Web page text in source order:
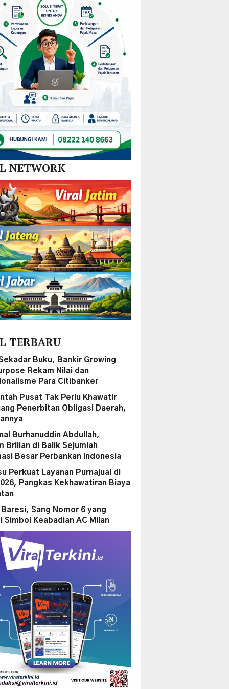
Nikel
dan
SPBE
NETWORK
TERBARU
Buku, Bankir Growing
Rekam Nilai dan
Para Citibanker
Pusat Tak Perlu Khawatir
Penerbitan Obligasi Daerah,
Burhanuddin Abdullah,
Brilian di Balik Sejumlah
Besar Perbankan Indonesia
Perkuat Layanan Purnajual di
Pangkas Kekhawatiran Biaya
Baresi, Sang Nomor 6 yang
Simbol Keabadian AC Milan